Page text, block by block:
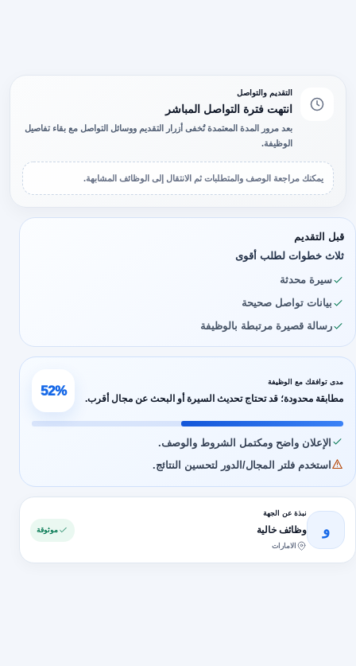
التقديم والتواصل
انتهت فترة التواصل المباشر
بعد مرور المدة المعتمدة تُخفى أزرار التقديم ووسائل التواصل مع بقاء تفاصيل
الوظيفة.
يمكنك مراجعة الوصف والمتطلبات ثم الانتقال إلى الوظائف المشابهة.
قبل التقديم
ثلاث خطوات لطلب أقوى
سيرة محدثة
بيانات تواصل صحيحة
رسالة قصيرة مرتبطة بالوظيفة
مدى توافقك مع الوظيفة
مطابقة محدودة؛ قد تحتاج تحديث السيرة أو البحث عن مجال أقرب. 52%
الإعلان واضح ومكتمل الشروط والوصف.
استخدم فلتر المجال/الدور لتحسين النتائج.
و
نبذة عن الجهة
وظائف خالية
الامارات
موثوقة